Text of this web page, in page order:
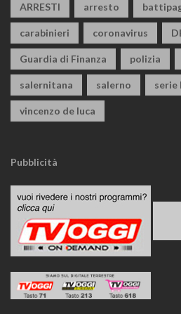
ARRESTI arresto
carabinieri coronavirus
Guardia di Finanza polizia
salernitana salerno serie
vincenzo de luca
Pubblicità